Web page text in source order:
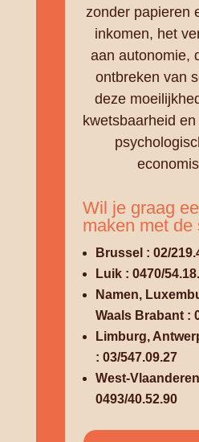
zonder papieren
inkomen, het
aan autonomie,
ontbreken van
deze
kwetsbaarheid
Wil je graag
maken met
Brussel : 02/
Luik : 0470/
Namen,
Waals Brabant :
Limburg,
: 03/547.09.27
West-
0493/40.52.90